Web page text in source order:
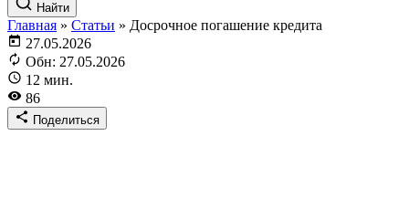
Найти
Главная » Статьи » Досрочное погашение кредита
27.05.2026
Обн: 27.05.2026
12 мин.
86
Поделиться